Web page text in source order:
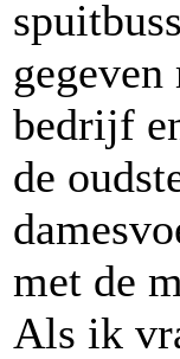
bedrijf
de
met de
Als ik